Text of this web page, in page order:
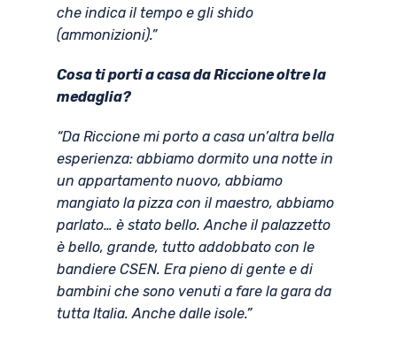
che indica il tempo e gli shido
(ammonizioni).”
Cosa ti porti a casa da Riccione oltre la
medaglia?
“Da Riccione mi porto a casa un’altra bella
esperienza: abbiamo dormito una notte in
un appartamento nuovo, abbiamo
mangiato la pizza con il maestro, abbiamo
parlato… è stato bello. Anche il palazzetto
è bello, grande, tutto addobbato con le
bandiere CSEN. Era pieno di gente e di
bambini che sono venuti a fare la gara da
tutta Italia. Anche dalle isole.”